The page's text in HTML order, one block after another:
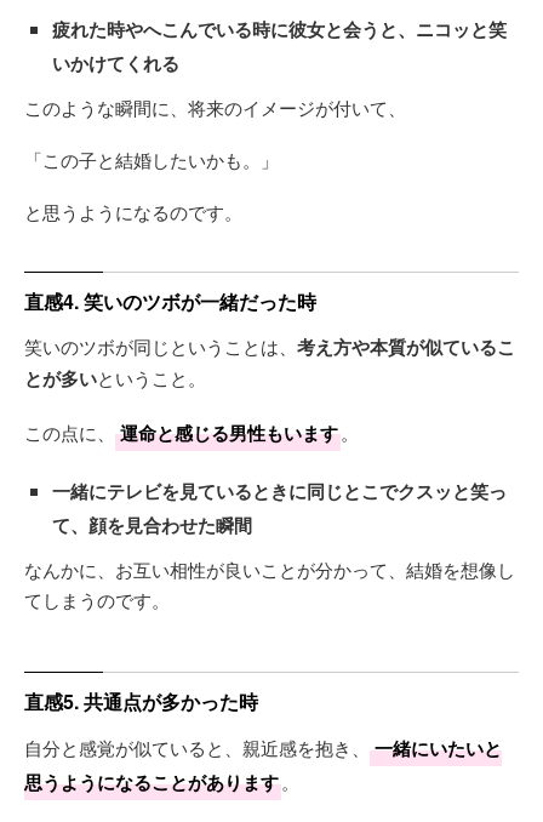
疲れた時やへこんでいる時に彼女と会うと、ニコッと笑
いかけてくれる
このような瞬間に、将来のイメージが付いて、
「この子と結婚したいかも。」
と思うようになるのです。
直感4. 笑いのツボが一緒だった時
笑いのツボが同じということは、 考え方や本質が似ているこ
とが多いということ。
この点に、 運命と感じる男性もいます。
一緒にテレビを見ているときに同じとこでクスッと笑っ
て、顔を見合わせた瞬間
なんかに、お互い相性が良いことが分かって、結婚を想像し
てしまうのです。
直感5. 共通点が多かった時
自分と感覚が似ていると、親近感を抱き、
一緒にいたいと
思うようになることがあります。